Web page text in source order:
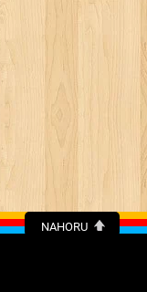
NAHORU